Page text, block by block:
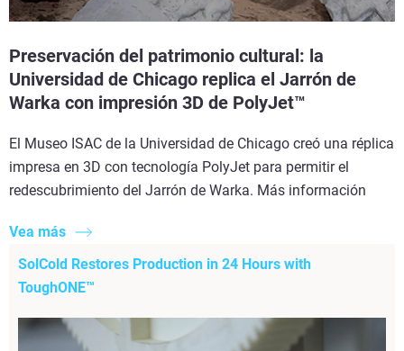
Preservación del patrimonio cultural: la
Universidad de Chicago replica el Jarrón de
Warka con impresión 3D de PolyJet™
El Museo ISAC de la Universidad de Chicago creó una réplica
impresa en 3D con tecnología PolyJet para permitir el
redescubrimiento del Jarrón de Warka. Más información
Vea más
SolCold Restores Production in 24 Hours with
ToughONE™